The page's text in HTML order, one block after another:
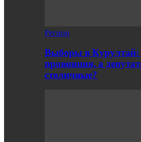
Регион
Выборы в Курултай:
провинция, а
столичные?